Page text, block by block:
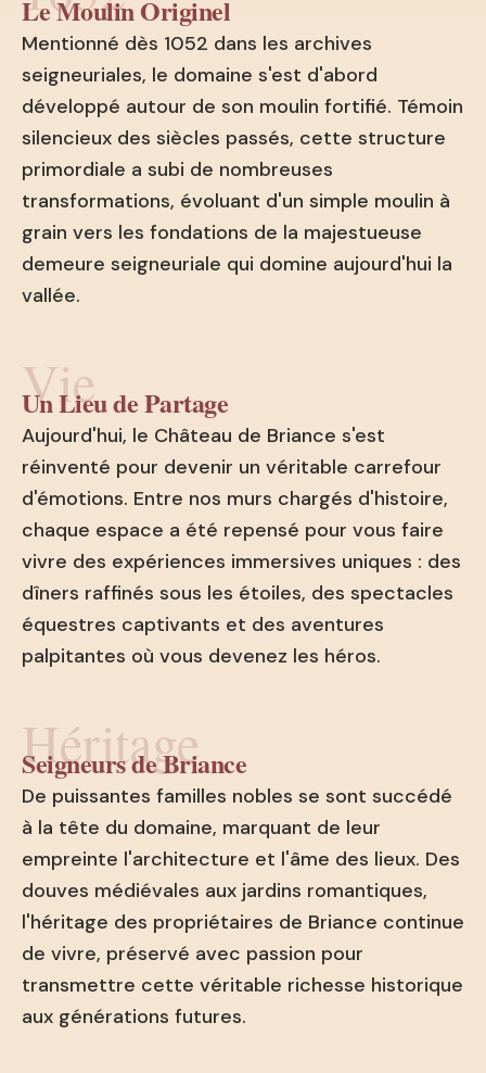
Le Moulin Originel
Mentionné dès 1052 dans les archives
seigneuriales, le domaine s'est d'abord
développé autour de son moulin fortifié. Témoin
silencieux des siècles passés, cette structure
primordiale a subi de nombreuses
transformations, évoluant d'un simple moulin à
grain vers les fondations de la majestueuse
demeure seigneuriale qui domine aujourd'hui la
vallée.
Vie
Un Lieu de Partage
Aujourd'hui, le Château de Briance s'est
réinventé pour devenir un véritable carrefour
d'émotions. Entre nos murs chargés d'histoire,
chaque espace a été repensé pour vous faire
vivre des expériences immersives uniques : des
dîners raffinés sous les étoiles, des spectacles
équestres captivants et des aventures
palpitantes où vous devenez les héros.
Héritage
Seigneurs de Briance
De puissantes familles nobles se sont succédé
à la tête du domaine, marquant de leur
empreinte l'architecture et l'âme des lieux. Des
douves médiévales aux jardins romantiques,
l'héritage des propriétaires de Briance continue
de vivre, préservé avec passion pour
transmettre cette véritable richesse historique
aux générations futures.